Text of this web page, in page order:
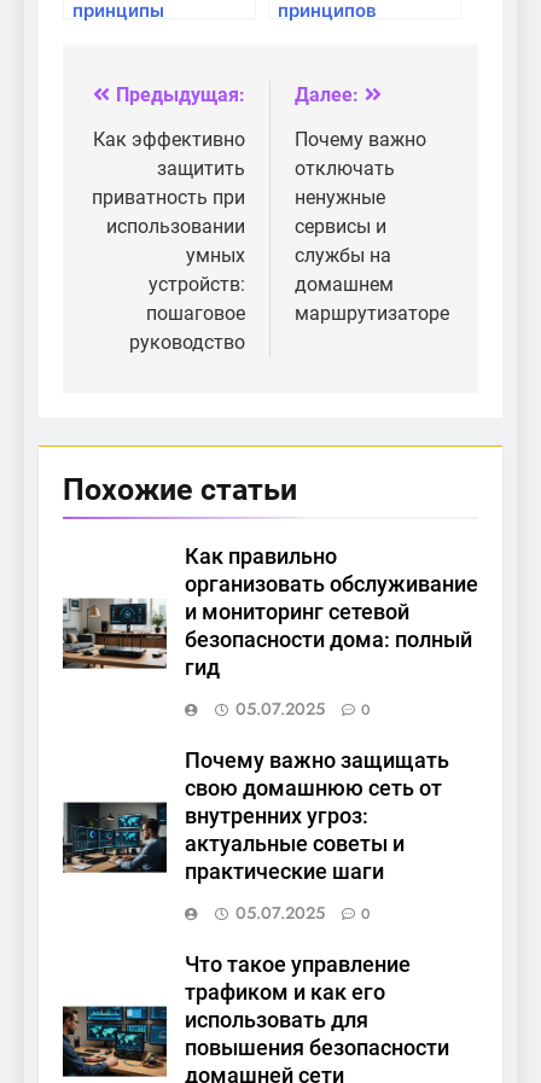
принципы
принципов
числа
пользователей
Навигация
по
записям
Предыдущая:
Как эффективно
защитить
приватность при
использовании
умных
устройств:
пошаговое
руководство
Далее:
Почему важно
отключать
ненужные
сервисы и
службы на
домашнем
маршрутизаторе
Похожие статьи
Как правильно
организовать обслуживание
и мониторинг сетевой
безопасности дома: полный
гид
05.07.2025
0
Почему важно защищать
свою домашнюю сеть от
внутренних угроз:
актуальные советы и
практические шаги
05.07.2025
0
Что такое управление
трафиком и как его
использовать для
повышения безопасности
домашней сети